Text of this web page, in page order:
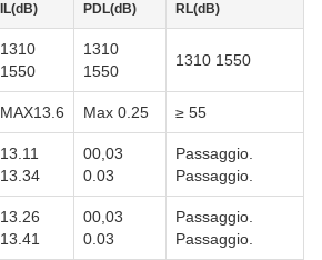
IL(dB) PDL(dB) RL(dB)
1310
1550
1310
1550
1310 1550
MAX13.6 Max 0.25 ≥ 55
13.11
13.34
00,03
0.03
Passaggio.
Passaggio.
13.26
13.41
00,03
0.03
Passaggio.
Passaggio.